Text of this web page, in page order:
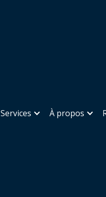
Services À propos